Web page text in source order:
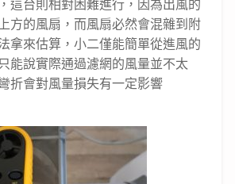
這台則相對困難進行，因為出風的
方的風扇，而風扇必然會混雜到附
拿來估算，小二僅能簡單從進風的
能說實際通過濾網的風量並不太
折會對風量損失有一定影響